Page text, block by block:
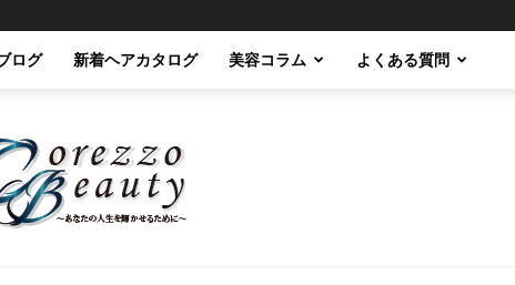
ログ 新着ヘアカタログ 美容コラム よくある質問